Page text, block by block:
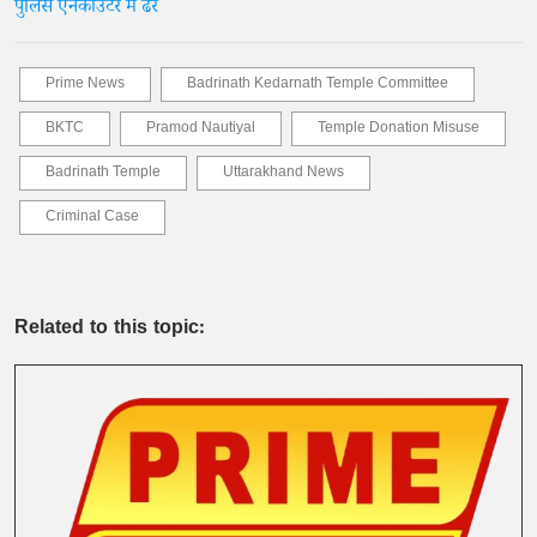
पुलिस एनकाउंटर में ढेर
Prime News
Badrinath Kedarnath Temple Committee
BKTC
Pramod Nautiyal
Temple Donation Misuse
Badrinath Temple
Uttarakhand News
Criminal Case
Related to this topic: